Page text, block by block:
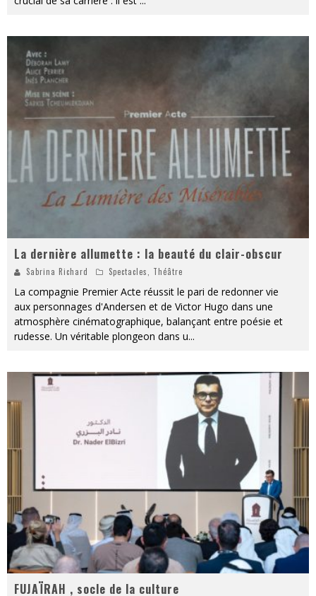
La dernière allumette : la beauté du clair-obscur
Sabrina Richard Spectacles Théâtre
La compagnie Premier Acte réussit le pari de redonner vie
aux personnages d'Andersen et de Victor Hugo dans une
atmosphère cinématographique, balançant entre poésie et
rudesse. Un véritable plongeon dans u...
FUJAÏRAH , socle de la culture